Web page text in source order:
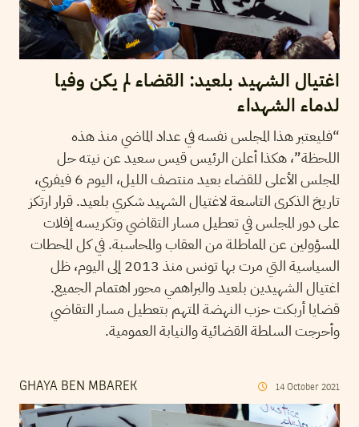
اغتيال الشهيد بلعيد: القضاء لم يكن وفيا
لدماء الشهداء
“فليعتبر هذا المجلس نفسه في عداد الماضي منذ هذه
اللحظة”، هكذا أعلن الرئيس قيس سعيد عن نيته حل
المجلس الأعلى للقضاء بعيد منتصف الليل، اليوم 6 فيفري،
تاريخ الذكرى التاسعة لاغتيال الشهيد شكري بلعيد. قرار ارتكز
على دور المجلس في تعطيل مسار التقاضي وتكريسه إفلات
المسؤولين عن المماطلة من العقاب والمحاسبة. في كل المحطات
السياسية التي مرت بها تونس منذ 2013 إلى اليوم، ظل
اغتيال الشهيدين بلعيد والبراهمي محور اهتمام الجميع.
قضايا أربكت حزب النهضة المتهم بتعطيل مسار التقاضي
وأحرجت السلطة القضائية والنيابة العمومية.
GHAYA BEN MBAREK 14 October 2021